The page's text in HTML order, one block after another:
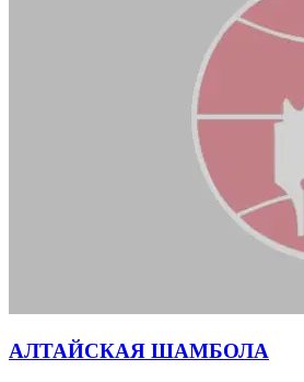
АЛТАЙСКАЯ ШАМБОЛА